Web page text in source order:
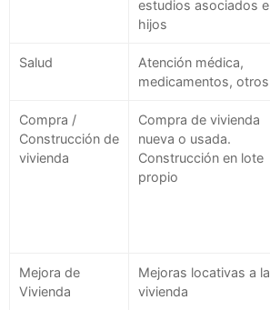
estudios asociados e
hijos
Salud
Atención médica,
medicamentos, otros
Compra /
Construcción de
vivienda
Compra de vivienda
nueva o usada.
Construcción en lote
propio
Mejora de
Vivienda
Mejoras locativas a la
vivienda